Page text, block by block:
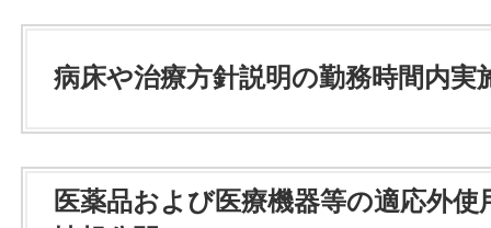
病床や治療方針説明の勤務時間内実
医薬品および医療機器等の適応外使